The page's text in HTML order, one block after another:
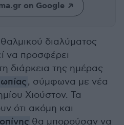
on Google
διαλύματος
να προσφέρει
διάρκεια της ημέρας
, σύμφωνα με νέα
Χιούστον. Τα
ότι ακόμη και
θα μπορούσαν να